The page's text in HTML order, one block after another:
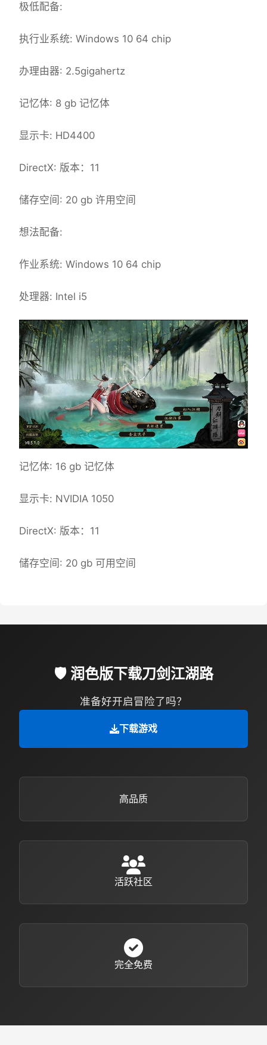
极低配备:
执行业系统: Windows 10 64 chip
办理由器: 2.5gigahertz
记忆体: 8 gb 记忆体
显示卡: HD4400
DirectX: 版本：11
储存空间: 20 gb 许用空间
想法配备:
作业系统: Windows 10 64 chip
处理器: Intel i5
记忆体: 16 gb 记忆体
显示卡: NVIDIA 1050
DirectX: 版本：11
储存空间: 20 gb 可用空间
🛡️ 润色版下载刀剑江湖路
准备好开启冒险了吗？
下载游戏
高品质
活跃社区
完全免费